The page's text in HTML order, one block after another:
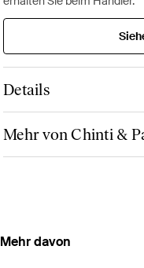
Details
Mehr von Chinti &
Mehr davon